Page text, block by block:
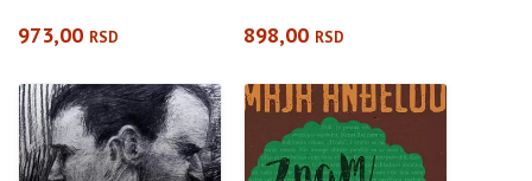
973,00 RSD 898,00 RSD